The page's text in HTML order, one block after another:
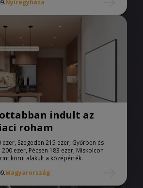
Nyíregyháza
indult az
roham
Szegeden 215 ezer, Győrben és
ezer, Pécsen 183 ezer, Miskolcon
körül alakult a középérték.
Magyarország